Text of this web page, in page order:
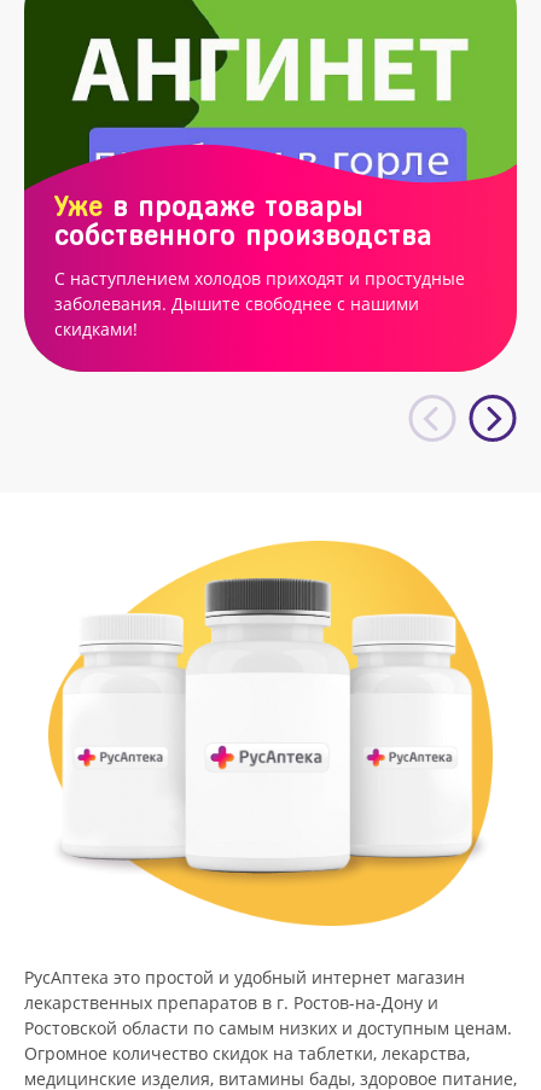
Уже в продаже товары
собственного производства
С наступлением холодов приходят и простудные
заболевания. Дышите свободнее с нашими
скидками!
РусАптека это простой и удобный интернет магазин
лекарственных препаратов в г. Ростов-на-Дону и
Ростовской области по самым низких и доступным ценам.
Огромное количество скидок на таблетки, лекарства,
медицинские изделия, витамины бады, здоровое питание,